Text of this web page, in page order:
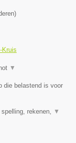
)
Kruis
▼
die belastend is voor
rekenen, ▼